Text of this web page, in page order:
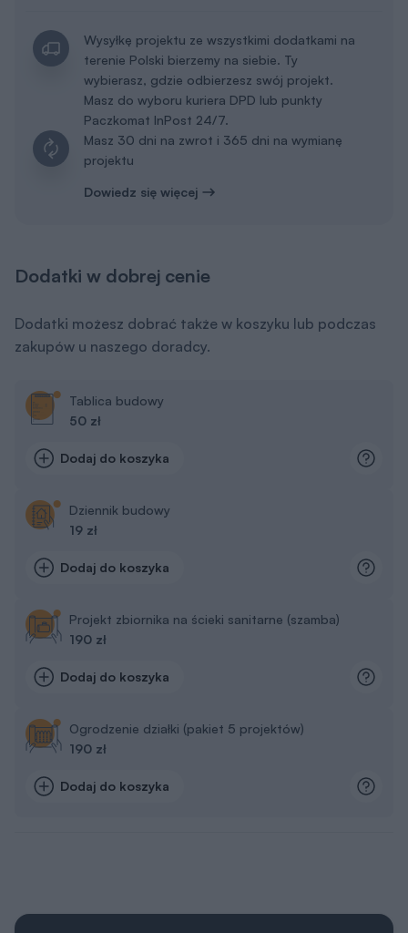
Wysyłkę projektu ze wszystkimi dodatkami na
terenie Polski bierzemy na siebie. Ty
wybierasz, gdzie odbierzesz swój projekt.
Masz do wyboru kuriera DPD lub punkty
Paczkomat InPost 24/7.
Masz 30 dni na zwrot i 365 dni na wymianę
projektu
Dowiedz się więcej
Dodatki w dobrej cenie
Dodatki możesz dobrać także w koszyku lub podczas
zakupów u naszego doradcy.
Tablica budowy
50 zł
Dodaj do koszyka
Dziennik budowy
19 zł
Dodaj do koszyka
Projekt zbiornika na ścieki sanitarne (szamba)
190 zł
Dodaj do koszyka
Ogrodzenie działki (pakiet 5 projektów)
190 zł
Dodaj do koszyka